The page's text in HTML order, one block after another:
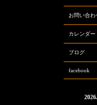
お問い合わ
カレンダー
ブログ
facebook